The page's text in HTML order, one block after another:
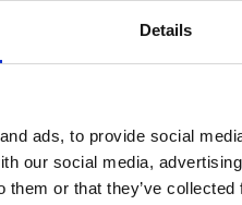
Details
ads, to provide social
our social media,
them or that they’ve
e qualità.